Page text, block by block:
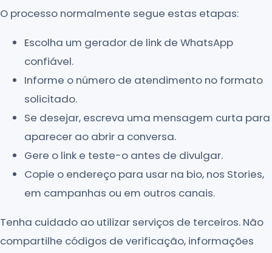
O processo normalmente segue estas etapas:
Escolha um gerador de link de WhatsApp
confiável.
Informe o número de atendimento no formato
solicitado.
Se desejar, escreva uma mensagem curta para
aparecer ao abrir a conversa.
Gere o link e teste-o antes de divulgar.
Copie o endereço para usar na bio, nos Stories,
em campanhas ou em outros canais.
Tenha cuidado ao utilizar serviços de terceiros. Não
compartilhe códigos de verificação, informações